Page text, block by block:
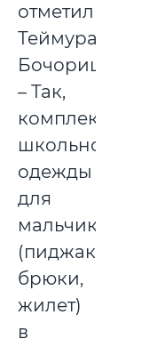
отметил
Теймураз
Бочоришвили.
– Так,
комплект
школьной
одежды
для
мальчика
(пиджак,
брюки,
жилет)
в